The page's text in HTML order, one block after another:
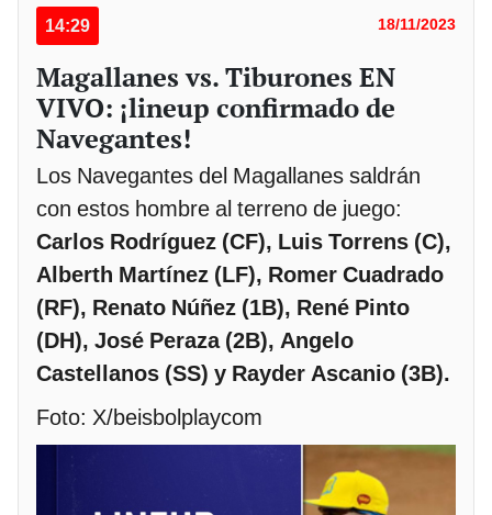
14:29 18/11/2023
Magallanes vs. Tiburones EN
VIVO: ¡lineup confirmado de
Navegantes!
Los Navegantes del Magallanes saldrán
con estos hombre al terreno de juego:
Carlos Rodríguez (CF), Luis Torrens (C),
Alberth Martínez (LF), Romer Cuadrado
(RF), Renato Núñez (1B), René Pinto
(DH), José Peraza (2B), Angelo
Castellanos (SS) y Rayder Ascanio (3B).
Foto: X/beisbolplaycom